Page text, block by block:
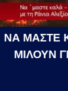
ΝΑ ΜΑΣΤΕ
ΜΙΛΟΥΝ